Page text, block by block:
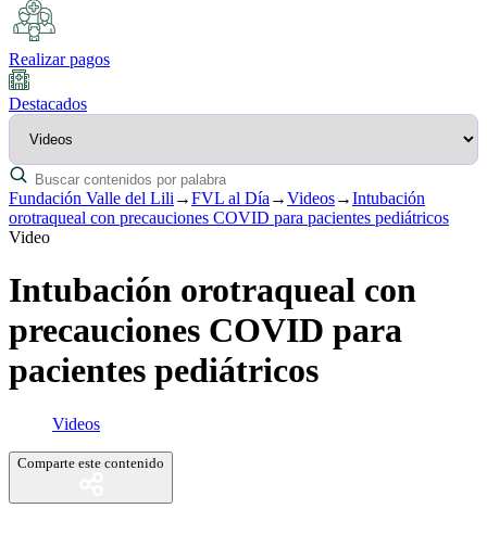
Realizar pagos
Destacados
Fundación Valle del Lili →FVL al Día →Videos→Intubación
orotraqueal con precauciones COVID para pacientes pediátricos
Video
Intubación orotraqueal con
precauciones COVID para
pacientes pediátricos
Videos
Comparte este contenido